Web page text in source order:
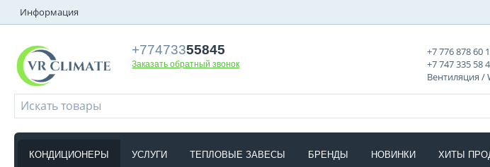
Информация
+77473355845
Заказать обратный звонок
+7 776 878 60
+7 747 335 58
Вентиляция /
КОНДИЦИОНЕРЫ УСЛУГИ ТЕПЛОВЫЕ ЗАВЕСЫ БРЕНДЫ НОВИНКИ ХИТЫ